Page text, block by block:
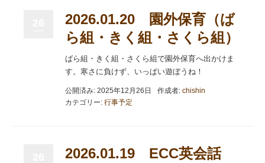
2026.01.20 園外保育（ば
ら組・きく組・さくら組）
ばら組・きく組・さくら組で園外保育へ出かけま
す。寒さに負けず、いっぱい遊ぼうね！
公開済み: 2025年12月26日 作成者: chishin
カテゴリー: 行事予定
2026.01.19 ECC英会話